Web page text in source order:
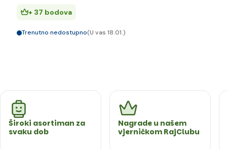
+ 37 bodova
Trenutno nedostupno(U vas 18.01.)
Široki asortiman za
svaku dob
Nagrade u našem
vjerničkom RajClubu